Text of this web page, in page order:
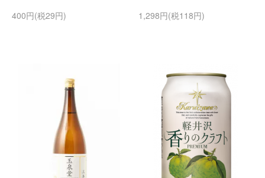
400円(税29円)
1,298円(税118円)